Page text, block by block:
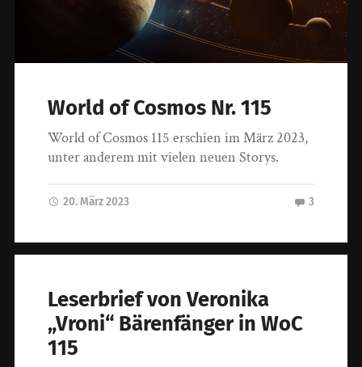
World of Cosmos Nr. 115
World of Cosmos 115 erschien im März 2023,
unter anderem mit vielen neuen Storys.
20. März 2023 3
Leserbrief von Veronika
„Vroni“ Bärenfänger in WoC
115